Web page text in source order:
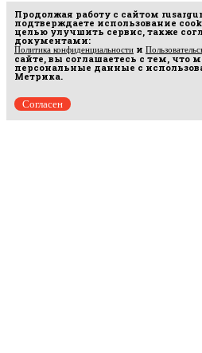
Продолжая работу с сайтом
подтверждаете использование
целью улучшить сервис, также
документами:
Политика конфиденциальности и
сайте, вы соглашаетесь с тем, что
персональные данные с
Метрика.
Согласен